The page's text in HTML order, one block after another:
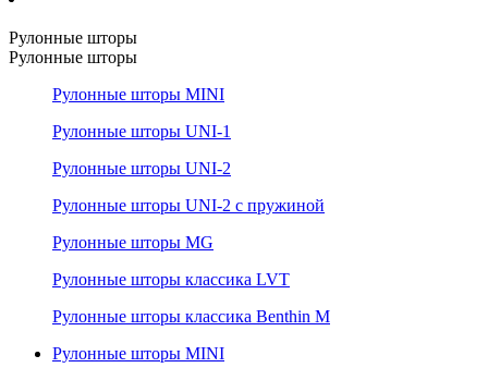
Рулонные шторы
Рулонные шторы
Рулонные шторы MINI
Рулонные шторы UNI-1
Рулонные шторы UNI-2
Рулонные шторы UNI-2 с пружиной
Рулонные шторы MG
Рулонные шторы классика LVT
Рулонные шторы классика Benthin M
Рулонные шторы MINI